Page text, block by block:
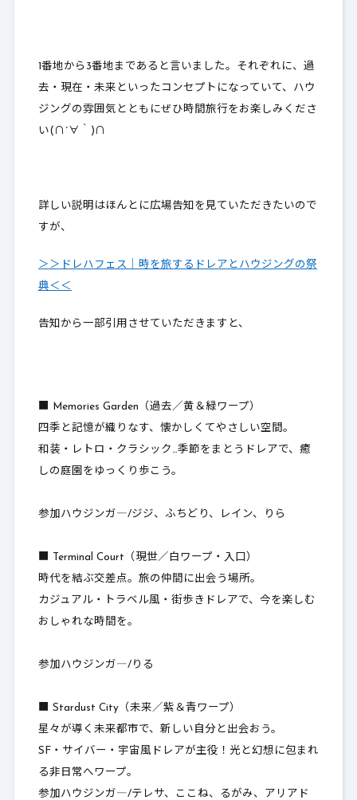
1番地から3番地まであると言いました。それぞれに、過
去・現在・未来といったコンセプトになっていて、ハウ
ジングの雰囲気とともにぜひ時間旅行をお楽しみくださ
い(∩´∀｀)∩
詳しい説明はほんとに広場告知を見ていただきたいので
すが、
＞＞ドレハフェス｜時を旅するドレアとハウジングの祭
典＜＜
告知から一部引用させていただきますと、
■ Memories Garden（過去／黄＆緑ワープ）
四季と記憶が織りなす、懐かしくてやさしい空間。
和装・レトロ・クラシック…季節をまとうドレアで、癒
しの庭園をゆっくり歩こう。
参加ハウジンガ―/ジジ、ふちどり、レイン、りら
■ Terminal Court（現世／白ワープ・入口）
時代を結ぶ交差点。旅の仲間に出会う場所。
カジュアル・トラベル風・街歩きドレアで、今を楽しむ
おしゃれな時間を。
参加ハウジンガ―/りる
■ Stardust City（未来／紫＆青ワープ）
星々が導く未来都市で、新しい自分と出会おう。
SF・サイバー・宇宙風ドレアが主役！光と幻想に包まれ
る非日常へワープ。
参加ハウジンガ―/テレサ、ここね、るがみ、アリアド